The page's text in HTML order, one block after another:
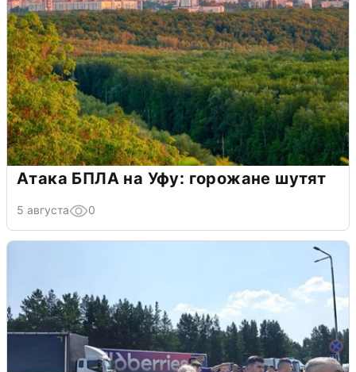
Атака БПЛА на Уфу: горожане шутят
5 августа 0